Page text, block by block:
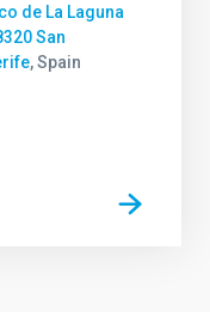
de La Laguna
San
, Spain